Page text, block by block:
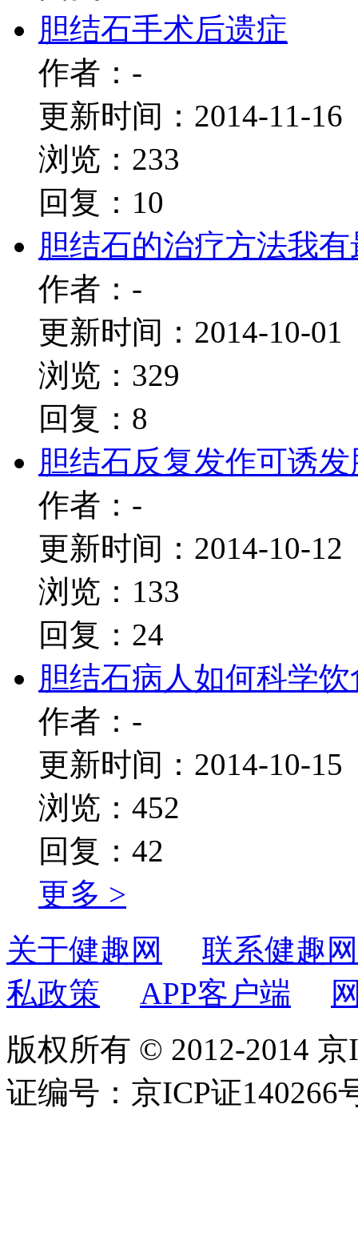
胆结石手术后遗症
作者：-
更新时间：2014-11-16
浏览：233
回复：10
胆结石的治疗方法我
作者：-
更新时间：2014-10-01
浏览：329
回复：8
胆结石反复发作可诱
作者：-
更新时间：2014-10-12
浏览：133
回复：24
胆结石病人如何科学饮
作者：-
更新时间：2014-10-15
浏览：452
回复：42
更多 >
关于健趣网
联系健趣网
私政策
APP客户端
版权所有 © 2012-2014
证编号：京ICP证140266